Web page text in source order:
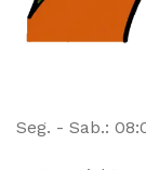
Seg. - Sab.: